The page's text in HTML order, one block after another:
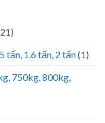
tấn, 1.6 tấn, 2 tấn(1)
750kg, 800kg,